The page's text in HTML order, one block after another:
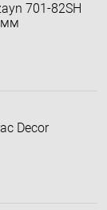
701-82SH
мм
Decor